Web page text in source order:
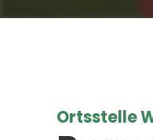
Ortsstelle